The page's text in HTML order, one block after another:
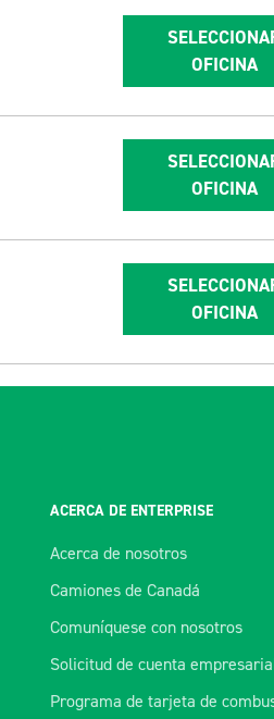
OFICINA
OFICINA
OFICINA
ACERCA DE ENTERPRISE
Acerca de nosotros
Camiones de Canadá
Comuníquese con nosotros
Solicitud de cuenta
Programa de tarjeta de